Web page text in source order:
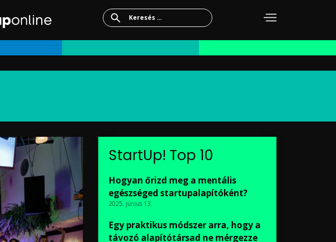
Keresés:
StartUp! Top 10
Hogyan őrizd meg a mentális
egészséged startupalapítóként?
2025. június 13.
Egy praktikus módszer arra, hogy a
távozó alapítótársad ne mérgezze